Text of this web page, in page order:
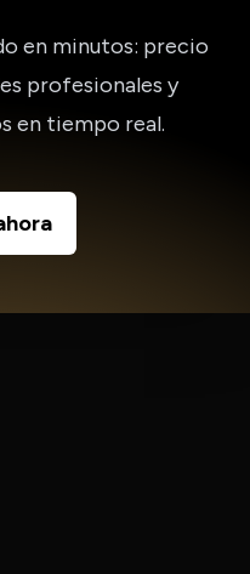
en minutos: precio
profesionales y
en tiempo real.